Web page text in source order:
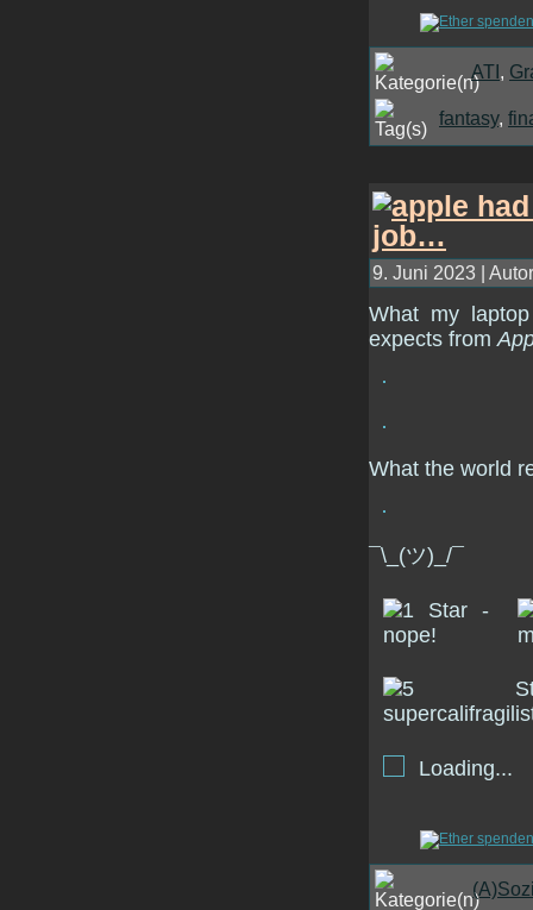
ATI,
fantasy,
9. Juni 2023 |
What my
expects from
What the world
¯\_(ツ)_/¯
Loading...